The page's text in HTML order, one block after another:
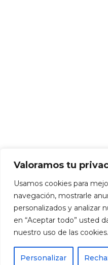
Valoramos tu
Usamos cookies para
navegación, mostrarle
personalizados y analizar
en “Aceptar todo” usted
nuestro uso de las cookies.
Personalizar